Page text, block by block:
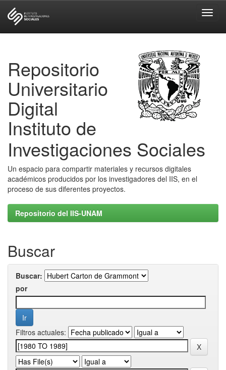
Repositorio
Universitario
Digital
Instituto de
Investigaciones Sociales
Un espacio para compartir materiales y recursos digitales
académicos producidos por los investigadores del IIS, en el
proceso de sus diferentes proyectos.
Repositorio del IIS-UNAM
Buscar
Buscar:
por
Filtros actuales: